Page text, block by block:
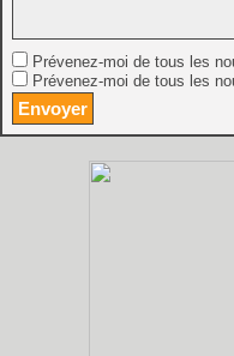
Prévenez-moi de tous les
Prévenez-moi de tous les